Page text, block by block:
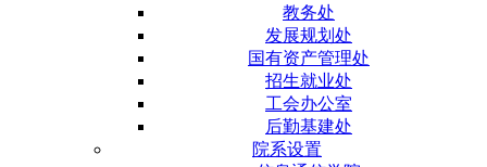
教务处
发展规划处
国有资产管理处
招生就业处
工会办公室
后勤基建处
院系设置